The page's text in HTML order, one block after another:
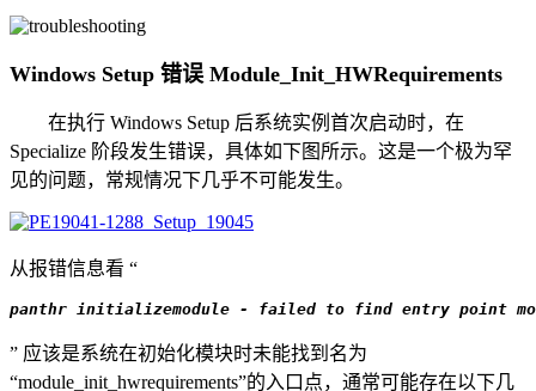
Windows Setup 错误 Module_Init_HWRequirements
在执行 Windows Setup 后系统实例首次启动时，在
Specialize 阶段发生错误，具体如下图所示。这是一个极为罕
见的问题，常规情况下几乎不可能发生。
从报错信息看 “
panthr initializemodule - failed to find entry point
” 应该是系统在初始化模块时未能找到名为
“module_init_hwrequirements”的入口点，通常可能存在以下几